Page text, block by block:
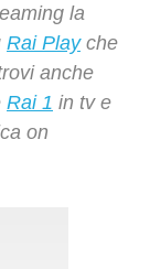
la
Rai Playche
anche
Rai 1 in tv e
on